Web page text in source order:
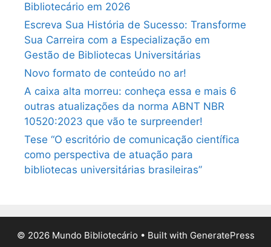
Bibliotecário em 2026
Escreva Sua História de Sucesso: Transforme
Sua Carreira com a Especialização em
Gestão de Bibliotecas Universitárias
Novo formato de conteúdo no ar!
A caixa alta morreu: conheça essa e mais 6
outras atualizações da norma ABNT NBR
10520:2023 que vão te surpreender!
Tese “O escritório de comunicação científica
como perspectiva de atuação para
bibliotecas universitárias brasileiras”
© 2026 Mundo Bibliotecário • Built with GeneratePress